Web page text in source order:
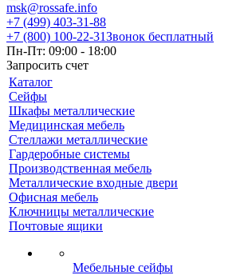
msk@rossafe.info
+7 (499) 403-31-88
+7 (800) 100-22-31Звонок бесплатный
Пн-Пт: 09:00 - 18:00
Запросить счет
Каталог
Сейфы
Шкафы металлические
Медицинская мебель
Стеллажи металлические
Гардеробные системы
Производственная мебель
Металлические входные двери
Офисная мебель
Ключницы металлические
Почтовые ящики
Мебельные сейфы